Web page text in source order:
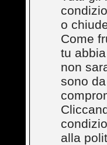
o
Come
tu
non
sono
alla